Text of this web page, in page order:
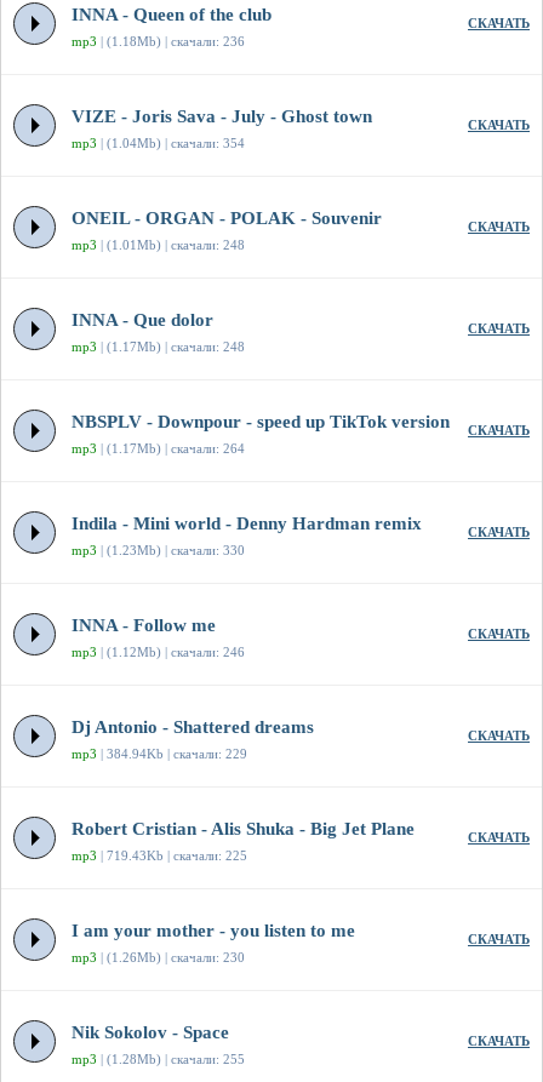
INNA - Queen of the club
mp3 | (1.18Mb) | скачали: 236
СКАЧАТЬ
VIZE - Joris Sava - July - Ghost town
mp3 | (1.04Mb) | скачали: 354
СКАЧАТЬ
ONEIL - ORGAN - POLAK - Souvenir
mp3 | (1.01Mb) | скачали: 248
СКАЧАТЬ
INNA - Que dolor
mp3 | (1.17Mb) | скачали: 248
СКАЧАТЬ
NBSPLV - Downpour - speed up TikTok version
mp3 | (1.17Mb) | скачали: 264
СКАЧАТЬ
Indila - Mini world - Denny Hardman remix
mp3 | (1.23Mb) | скачали: 330
СКАЧАТЬ
INNA - Follow me
mp3 | (1.12Mb) | скачали: 246
СКАЧАТЬ
Dj Antonio - Shattered dreams
mp3 | 384.94Kb | скачали: 229
СКАЧАТЬ
Robert Cristian - Alis Shuka - Big Jet Plane
mp3 | 719.43Kb | скачали: 225
СКАЧАТЬ
I am your mother - you listen to me
mp3 | (1.26Mb) | скачали: 230
СКАЧАТЬ
Nik Sokolov - Space
mp3 | (1.28Mb) | скачали: 255
СКАЧАТЬ